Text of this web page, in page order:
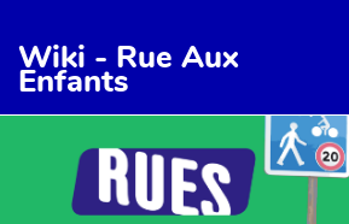
Wiki - Rue Aux
Enfants